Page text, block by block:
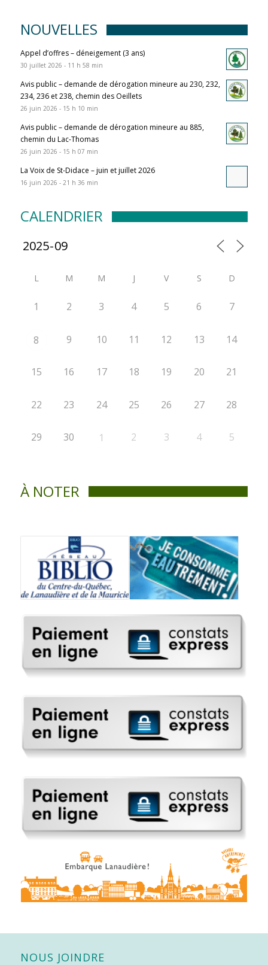
NOUVELLES
Appel d’offres – déneigement (3 ans)
30 juillet 2026 - 11 h 58 min
Avis public – demande de dérogation mineure au 230, 232,
234, 236 et 238, chemin des Oeillets
26 juin 2026 - 15 h 10 min
Avis public – demande de dérogation mineure au 885,
chemin du Lac-Thomas
26 juin 2026 - 15 h 07 min
La Voix de St-Didace – juin et juillet 2026
16 juin 2026 - 21 h 36 min
CALENDRIER
L M M J V S D
1 2 3 4 5 6 7
8 9 10 11 12 13 14
15 16 17 18 19 20 21
22 23 24 25 26 27 28
29 30 1 2 3 4 5
À NOTER
NOUS JOINDRE